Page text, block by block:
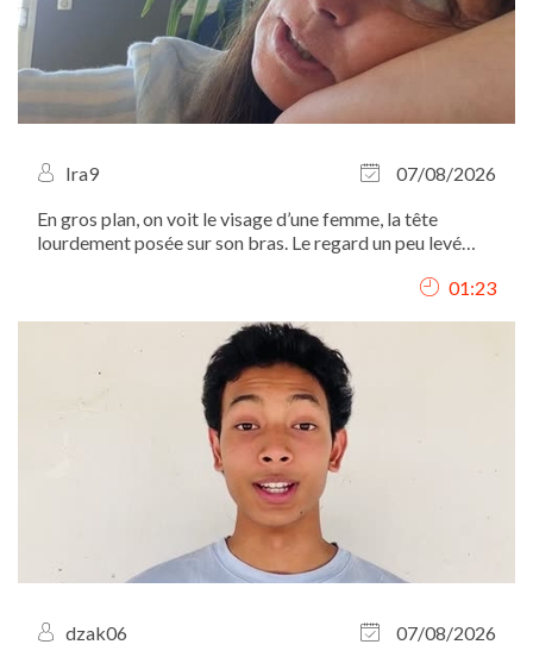
Ira9
07/08/2026
En gros plan, on voit le visage d’une femme, la tête
lourdement posée sur son bras. Le regard un peu levé
autre elle-même : "Ah, Iritchka, ma pauvre, t’as tellement
01:23
dzak06
07/08/2026